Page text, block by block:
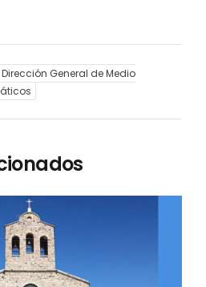
Dirección General de Medio